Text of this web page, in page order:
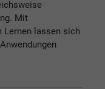
Mit
lassen sich